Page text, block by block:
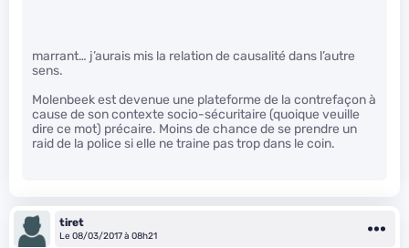
marrant… j’aurais mis la relation de causalité dans l’autre
sens.
Molenbeek est devenue une plateforme de la contrefaçon à
cause de son contexte socio-sécuritaire (quoique veuille
dire ce mot) précaire. Moins de chance de se prendre un
raid de la police si elle ne traine pas trop dans le coin.
tiret
Le 08/03/2017 à 08h21